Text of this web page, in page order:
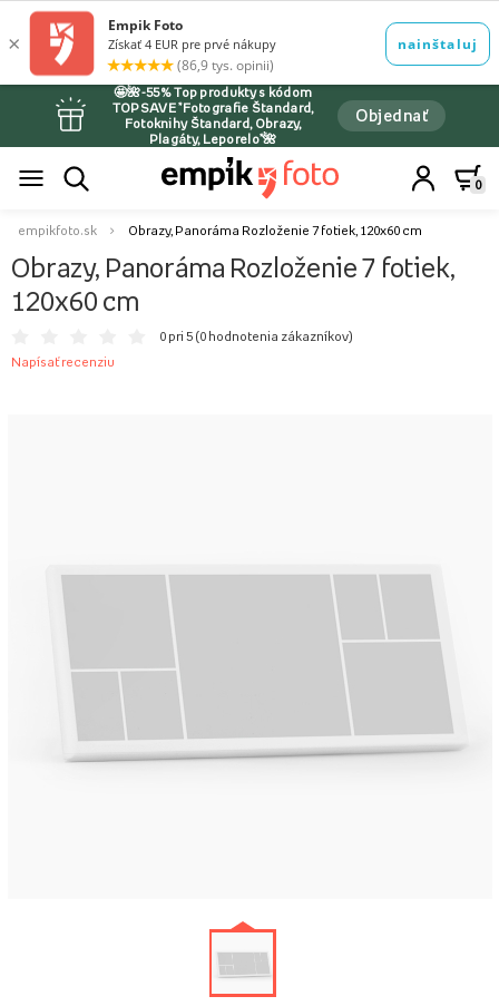
🤩🌺-55% Top produkty s kódom
TOPSAVE *Fotografie Štandard,
Fotoknihy Štandard, Obrazy,
Plagáty, Leporelo*🌺
Objednať
0
empikfoto.sk Obrazy, Panoráma Rozloženie 7 fotiek, 120x60 cm
Obrazy, Panoráma Rozloženie 7 fotiek,
120x60 cm
0 pri 5 (0 hodnotenia zákazníkov)
Napísať recenziu